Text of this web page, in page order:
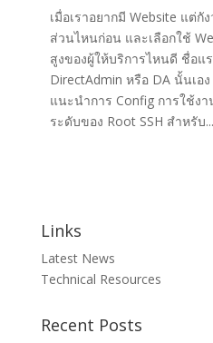
เมื่อเราอยากมี Website แต่กั
ส่วนไหนก่อน และเลือกใช้
สูงของผู้ให้บริการไหนดี ชื่อแ
DirectAdmin หรือ DA นั้นเอ
แนะนำการ Config การใช้ง
ระดับของ Root SSH สำหรับ...
Links
Latest News
Technical Resources
Recent Posts